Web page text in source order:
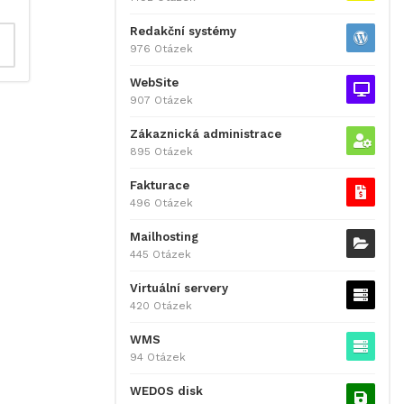
Redakční systémy
976 Otázek
WebSite
907 Otázek
Zákaznická administrace
895 Otázek
Fakturace
496 Otázek
Mailhosting
445 Otázek
Virtuální servery
420 Otázek
WMS
94 Otázek
WEDOS disk